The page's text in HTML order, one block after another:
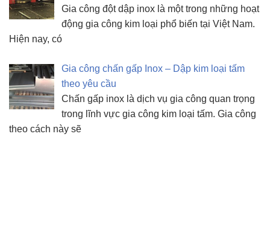
Gia công đột dập inox là một trong những hoạt
động gia công kim loại phổ biến tại Việt Nam.
Hiện nay, có
Gia công chấn gấp Inox – Dập kim loại tấm
theo yêu cầu
Chấn gấp inox là dịch vụ gia công quan trọng
trong lĩnh vực gia công kim loại tấm. Gia công
theo cách này sẽ